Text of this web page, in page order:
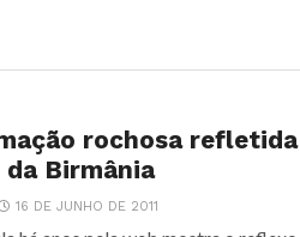
rochosa refletida
da Birmânia
16 DE JUNHO DE 2011